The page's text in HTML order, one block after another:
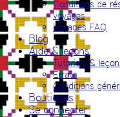
Conditions de
voyages
Voyages FAQ
Blog
Aide & leçons
Tutoriels &
Errata
Conditions
Boutiques
Se connecter